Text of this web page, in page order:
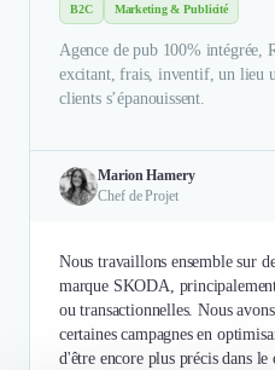
B2C Marketing & Publicité
Agence de pub 100% intégrée,
excitant, frais, inventif, un lieu
clients s’épanouissent.
Marion Hamery
Chef de Projet
Nous travaillons ensemble sur
marque SKODA,
ou transactionnelles. Nous
certaines campagnes en
d'être encore plus précis dans